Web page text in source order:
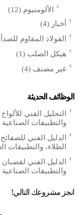
الألومنيوم (12)
أخبار (4)
الفولاذ المقاوم للصدأ
هيكل الصلب (1)
غير مصنف (4)
الوظائف الحديثة
والتطبيقات الصناعية
الطلاء، والتطبيقات
الدليل الفني
والتطبيقات الصناعية
انجز مشروعك التالي!